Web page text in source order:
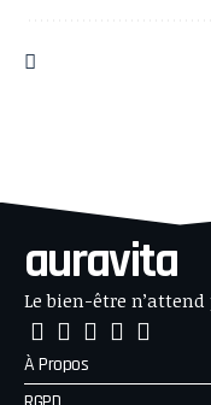
auravita
Le bien-être
À Propos